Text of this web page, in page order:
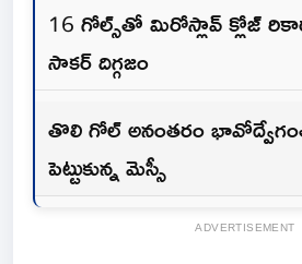
16 గోల్స్‌తో మిరోస్లావ్ క్లోజ్
సాక‌ర్ దిగ్గ‌జం
తొలి గోల్ అనంతరం భావోద్వేగంతో
పెట్టుకున్న మెస్సీ
ADVERTISEMENT